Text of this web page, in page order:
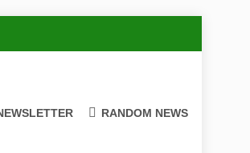
RANDOM NEWS